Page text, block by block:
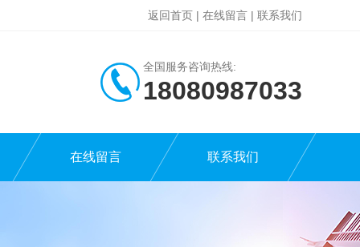
返回首页 | 在线留言 | 联系我们
全国服务咨询热线:
18080987033
在线留言 联系我们